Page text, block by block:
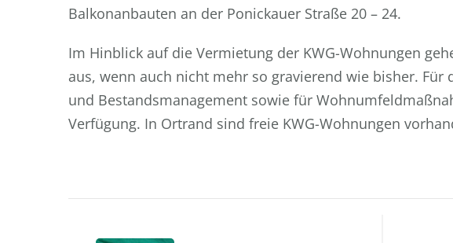
Balkonanbauten an der Ponickauer Straße 20 – 24.
Im Hinblick auf die Vermietung der KWG-Wohnungen
aus, wenn auch nicht mehr so gravierend wie bisher. Für
und Bestandsmanagement sowie für
Verfügung. In Ortrand sind freie KWG-Wohnungen